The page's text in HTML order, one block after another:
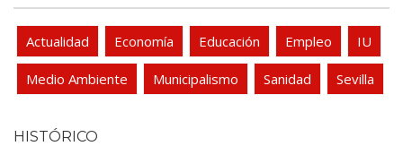
Actualidad Economía Educación Empleo IU
Medio Ambiente Municipalismo Sanidad Sevilla
HISTÓRICO